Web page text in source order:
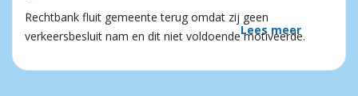
Rechtbank fluit gemeente terug omdat zij geen
verkeersbesluit nam en dit niet voldoende motiveerde.
Lees meer